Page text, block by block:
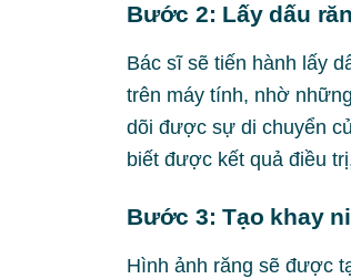
Bước 2: Lấy dấu
Bác sĩ sẽ tiến hành lấy
trên máy tính, nhờ
dõi được sự di chuyển
biết được kết quả điều
Bước 3: Tạo khay
Hình ảnh răng sẽ được